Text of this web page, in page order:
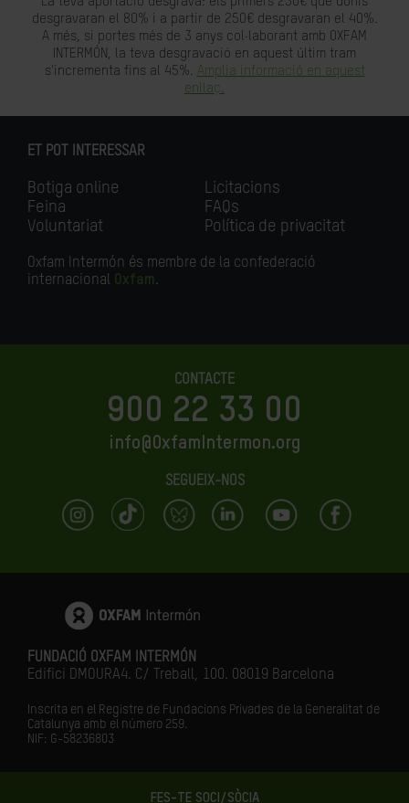
FES-TE SOCI/SÒCIA
desgravaran el 80% i a partir de 250€ desgravaran el 40%.
A més, si portes més de 3 anys col·laborant amb OXFAM
INTERMÓN, la teva desgravació en aquest últim tram
s'incrementa fins al 45%. Amplia informació en aquest
enllaç.
ET POT INTERESSAR
Botiga online
Feina
Voluntariat
Licitacions
FAQs
Política de privacitat
Oxfam Intermón és membre de la confederació
internacional Oxfam.
CONTACTE
900 22 33 00
info@OxfamIntermon.org
SEGUEIX-NOS
FUNDACIÓ OXFAM INTERMÓN
Edifici DMOURA4. C/ Treball, 100. 08019 Barcelona
Inscrita en el Registre de Fundacions Privades de la Generalitat de
Catalunya amb el número 259.
NIF: G-58236803